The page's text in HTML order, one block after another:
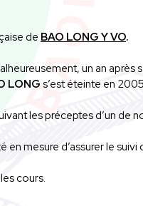
de BAO LONG Y VO.
un an après
LONG s’est éteinte en
les préceptes d’un de
mesure d’assurer le suivi
cours.